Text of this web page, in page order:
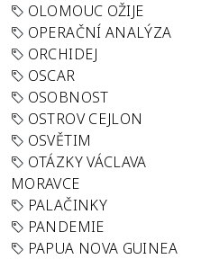
OLOMOUC OŽIJE
OPERAČNÍ ANALÝZA
ORCHIDEJ
OSCAR
OSOBNOST
OSTROV CEJLON
OSVĚTIM
OTÁZKY VÁCLAVA
MORAVCE
PALAČINKY
PANDEMIE
PAPUA NOVA GUINEA